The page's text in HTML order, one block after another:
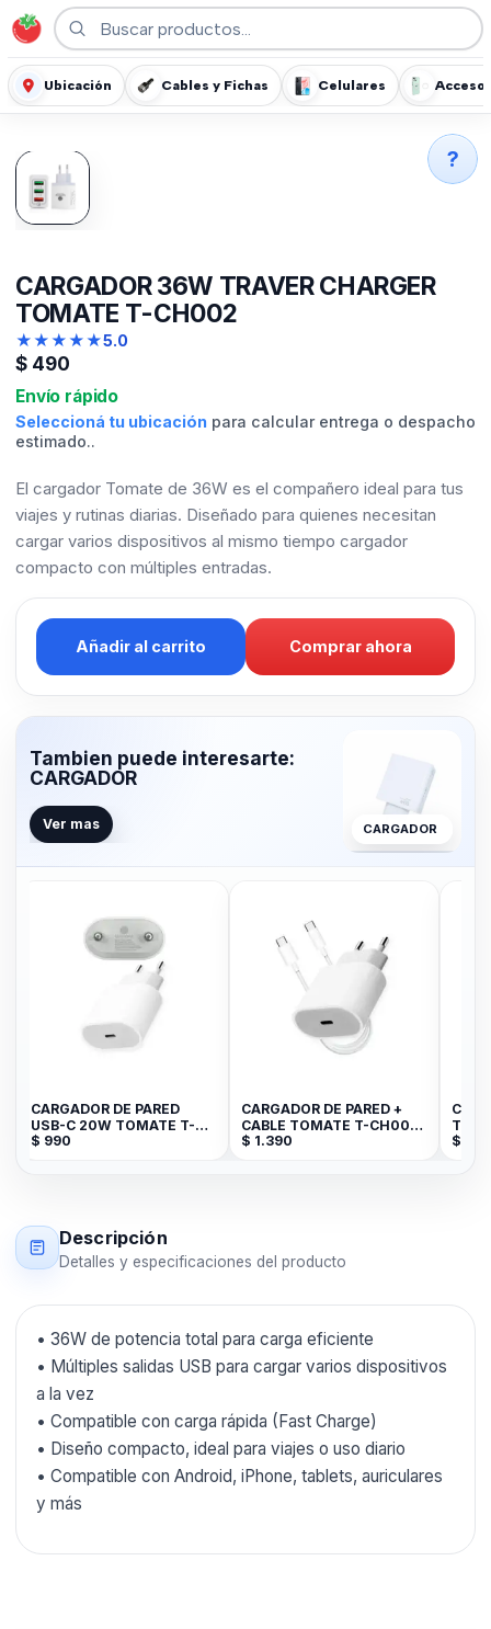
Ubicación Cables y Fichas Celulares
CARGADOR 36W TRAVER CHARGER
TOMATE T-CH002
★★★★★5.0
$ 490
Envío rápido
Seleccioná tu ubicación para calcular entrega o despacho
estimado..
El cargador Tomate de 36W es el compañero ideal para tus
viajes y rutinas diarias. Diseñado para quienes necesitan
cargar varios dispositivos al mismo tiempo cargador
compacto con múltiples entradas.
Añadir al carrito Comprar ahora
Tambien puede interesarte:
CARGADOR
Ver mas CARGADOR
CARGADOR DE PARED
USB-C 20W TOMATE T-
CH003
$ 990
CARGADOR DE PARED +
CABLE TOMATE T-CH007
35W USB-C to C
$ 1.390
T-
$
Descripción
Detalles y especificaciones del producto
• 36W de potencia total para carga eficiente
• Múltiples salidas USB para cargar varios dispositivos
a la vez
• Compatible con carga rápida (Fast Charge)
• Diseño compacto, ideal para viajes o uso diario
• Compatible con Android, iPhone, tablets, auriculares
y más
?